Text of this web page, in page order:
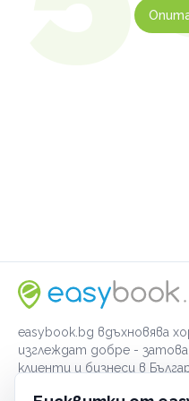
easybook.bg вдъхновява
изглеждат добре -
клиенти и бизнеси в